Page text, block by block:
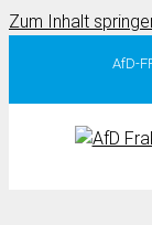
Zum Inhalt
AfD-